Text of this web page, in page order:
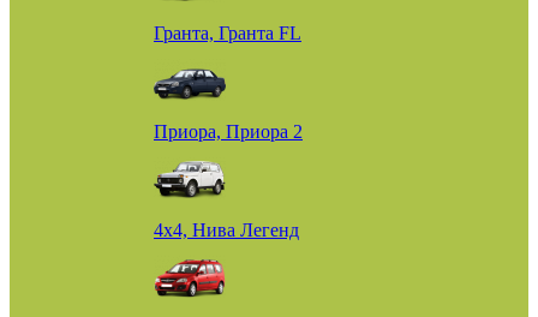
Гранта, Гранта FL
Приора, Приора 2
4х4, Нива Легенд